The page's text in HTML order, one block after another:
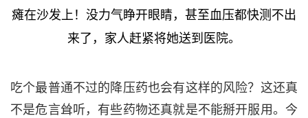
瘫在沙发上！没力气睁开眼睛，甚至血压都快测不出
来了，家人赶紧将她送到医院。
吃个最普通不过的降压药也会有这样的风险？这还真
不是危言耸听，有些药物还真就是不能掰开服用。今